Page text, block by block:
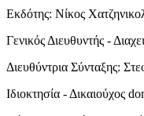
Εκδότης: Νίκος
Γενικός Διευθυντής -
Διευθύντρια Σύνταξης:
Ιδιοκτησία - Δικαιούχος